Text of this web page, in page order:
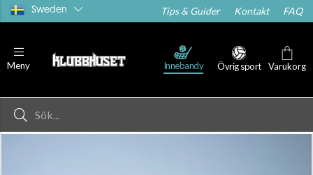
Sweden Tips & Guider Kontakt FAQ
Meny Innebandy Övrig sport Varukorg